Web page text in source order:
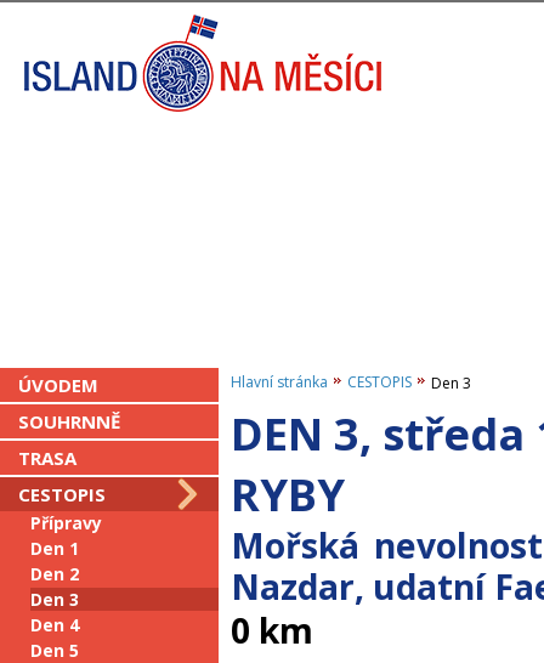
ÚVODEM
SOUHRNNĚ
TRASA
CESTOPIS
Přípravy
Den 1
Den 2
Den 3
Den 4
Den 5
Hlavní stránka CESTOPIS Den 3
DEN 3,
RYBY
Mořská
Nazdar, udatní
0 km